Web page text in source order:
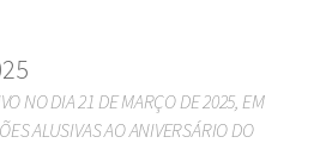
NO DIA 21 DE MARÇO DE 2025, EM
ALUSIVAS AO ANIVERSÁRIO DO